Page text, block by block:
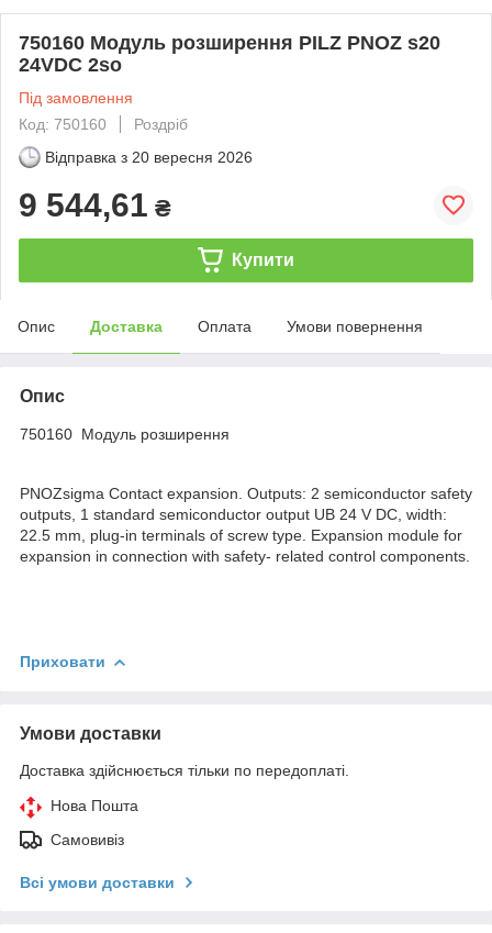
750160 Модуль розширення PILZ PNOZ s20
24VDC 2so
Під замовлення
Код: 750160
Роздріб
Відправка з 20 вересня 2026
9 544,61 ₴
Купити
Опис Доставка Оплата Умови повернення
Опис
750160 Модуль розширення
PNOZsigma Contact expansion. Outputs: 2 semiconductor safety
outputs, 1 standard semiconductor output UB 24 V DC, width:
22.5 mm, plug-in terminals of screw type. Expansion module for
expansion in connection with safety- related control components.
Приховати
Умови доставки
Доставка здійснюється тільки по передоплаті.
Нова Пошта
Самовивіз
Всі умови доставки